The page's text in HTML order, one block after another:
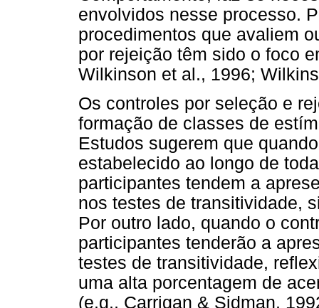
envolvidos nesse processo.
procedimentos que avaliem
por rejeição têm sido o foco
Wilkinson et al., 1996;
Os controles por seleção e
formação de classes de
Estudos sugerem que
estabelecido ao longo de
participantes tendem a
nos testes de transitividade,
Por outro lado, quando o
participantes tenderão a
testes de transitividade,
uma alta porcentagem de
(e.g., Carrigan & Sidman,